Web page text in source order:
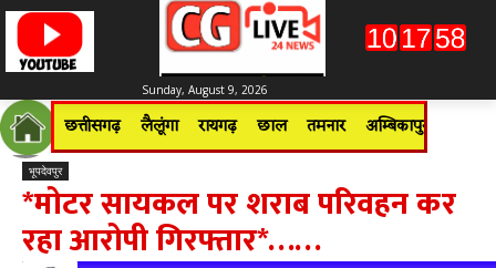
Sunday, August 9, 2026
छत्तीसगढ़ लैलूंगा रायगढ़ छाल तमनार अम्बिकापुर
भूपदेवपुर
*मोटर सायकल पर शराब परिवहन कर
रहा आरोपी गिरफ्तार*……